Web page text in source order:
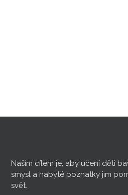
Naším cílem je, aby učení děti
smysl a nabyté poznatky jim
svět.